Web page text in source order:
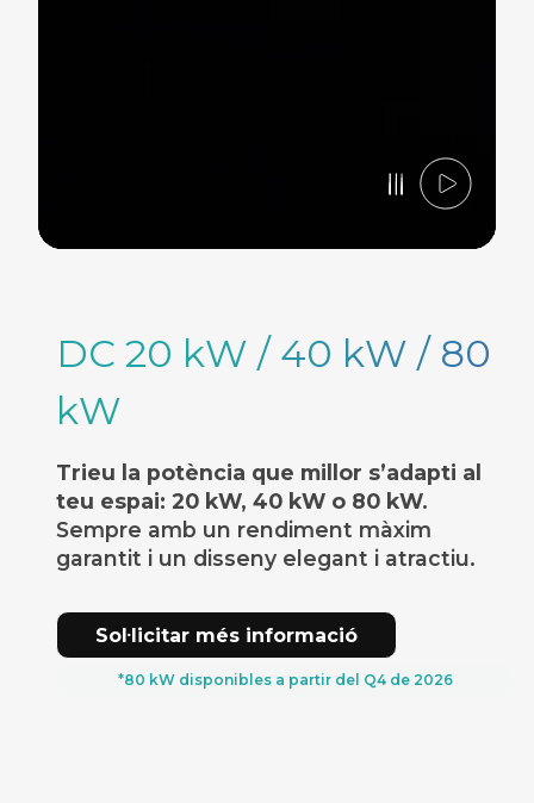
DC 20 kW / 40 kW / 80
kW
Trieu la potència que millor s’adapti al
teu espai: 20 kW, 40 kW o 80 kW.
Sempre amb un rendiment màxim
garantit i un disseny elegant i atractiu.
Sol·licitar més informació
*80 kW disponibles a partir del Q4 de 2026